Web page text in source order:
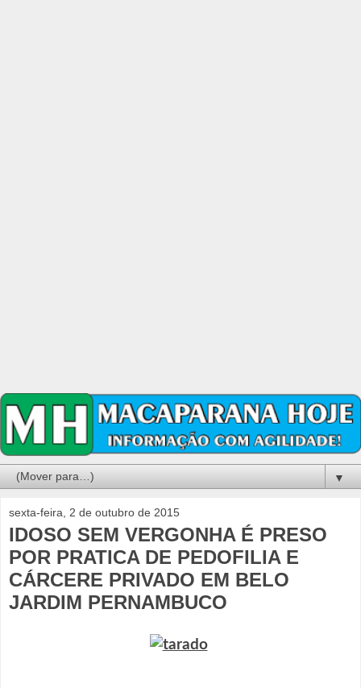
▼
sexta-feira, 2 de outubro de 2015
IDOSO SEM VERGONHA É PRESO
POR PRATICA DE PEDOFILIA E
CÁRCERE PRIVADO EM BELO
JARDIM PERNAMBUCO